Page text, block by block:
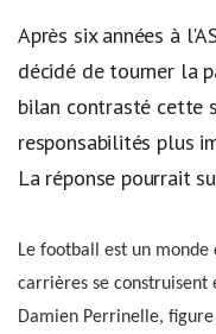
Après six années à
décidé de tourner la
bilan contrasté cette
responsabilités plus
La réponse pourrait
Le football est un
carrières se construisent
Damien Perrinelle, figure